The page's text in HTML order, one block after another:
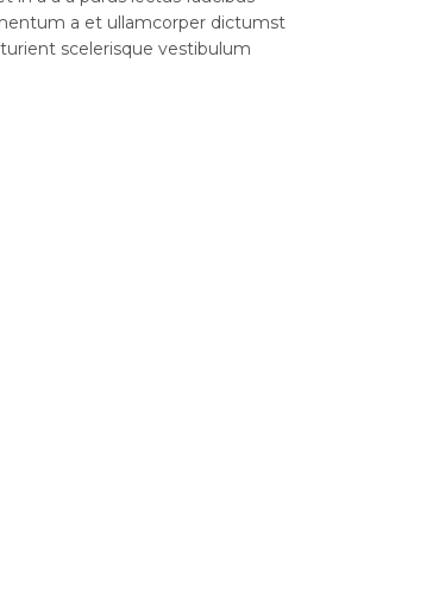
a et ullamcorper dictumst
scelerisque vestibulum